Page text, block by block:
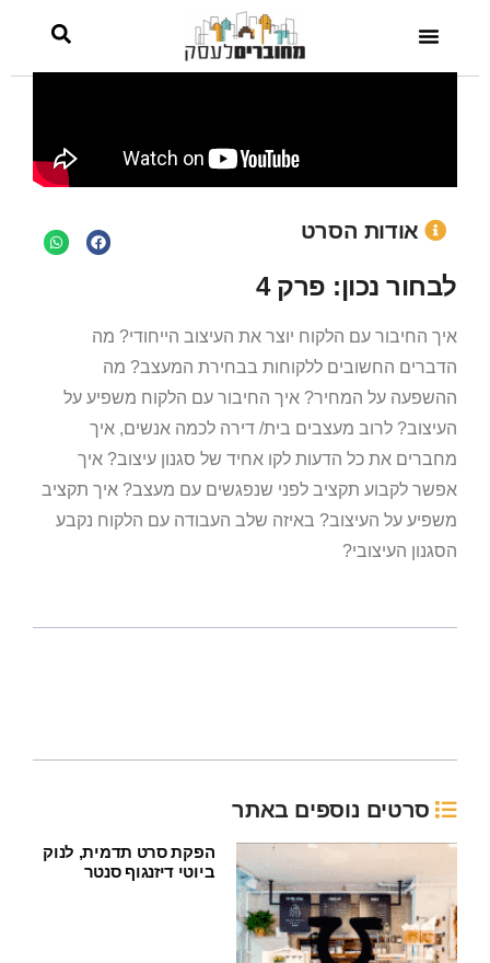
אודות הסרט
לבחור נכון: פרק 4
איך החיבור עם הלקוח יוצר את העיצוב הייחודי? מה
הדברים החשובים ללקוחות בבחירת המעצב? מה
ההשפעה על המחיר? איך החיבור עם הלקוח משפיע על
העיצוב? לרוב מעצבים בית/ דירה לכמה אנשים, איך
מחברים את כל הדעות לקו אחיד של סגנון עיצוב? איך
אפשר לקבוע תקציב לפני שנפגשים עם מעצב? איך תקציב
משפיע על העיצוב? באיזה שלב העבודה עם הלקוח נקבע
הסגנון העיצובי?
סרטים נוספים באתר
הפקת סרט תדמית, לנוק
ביוטי דיזנגוף סנטר